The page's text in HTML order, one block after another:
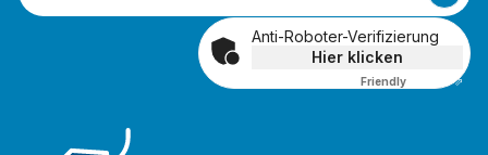
Anti-Roboter-Verifizierung
Hier klicken
Friendly Captcha ⇗